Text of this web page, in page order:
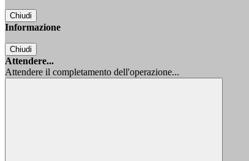
Chiudi
Informazione
Chiudi
Attendere...
Attendere il completamento dell'operazione...